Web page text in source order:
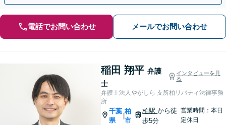
電話でお問い合わせ メールでお問い合わせ
稲田 翔平 弁護
士
インタビューを見
る
弁護士法人やがしら 支所柏リバティ法律事務
所
千葉
県
|
柏
市
柏駅から徒
歩5分
営業時間：本日
定休日